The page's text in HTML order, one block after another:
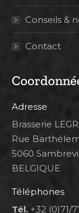
Conseils &
Contact
Adresse
Brasserie
Rue
5060
BELGIQUE
Téléphones
Tél. +32 (0)71/